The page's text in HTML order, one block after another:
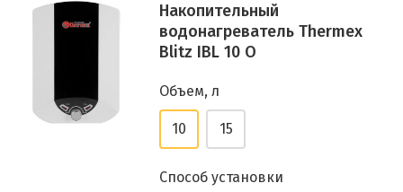
Накопительный
водонагреватель Thermex
Blitz IBL 10 O
Объем, л
10 15
Способ установки